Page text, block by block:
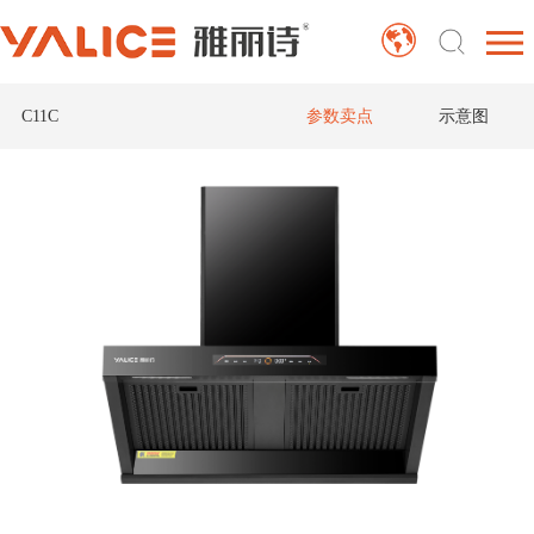
参数卖点 示意图
C11C